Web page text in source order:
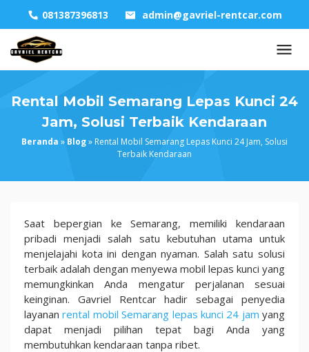
content
081387396813 admin@gavriel-rentcar.com
Rental Mobil Semarang Lepas Kunci 24
Jam, Solusi Terbaik Kendaraan
Beranda » Blog» Rental Mobil Semarang Lepas Kunci 24 Jam, Solusi
Terbaik Kendaraan
Rental
Mobil
Semarang
Lepas
Kunci
24
Jam,
Solusi
Terbaik
Saat bepergian ke Semarang, memiliki kendaraan
pribadi menjadi salah satu kebutuhan utama untuk
menjelajahi kota ini dengan nyaman. Salah satu solusi
terbaik adalah dengan menyewa mobil lepas kunci yang
memungkinkan Anda mengatur perjalanan sesuai
keinginan. Gavriel Rentcar hadir sebagai penyedia
layananrental mobil Semarang lepas kunci 24 jam yang
dapat menjadi pilihan tepat bagi Anda yang
membutuhkan kendaraan tanpa ribet.